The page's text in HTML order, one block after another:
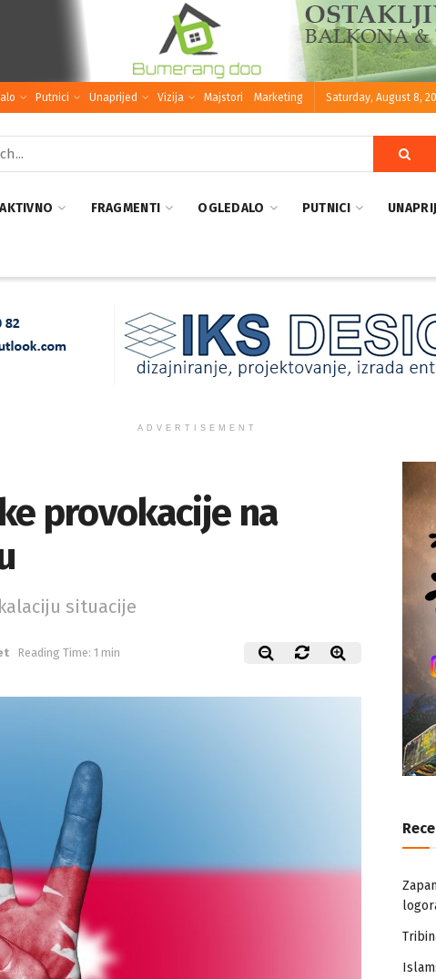
Putnici Unaprijed Vizija Majstori Marketing Saturday, August 8,
FRAGMENTI OGLEDALO PUTNICI
ADVERTISEMENT
provokacije na
situacije
Reading Time: 1 min